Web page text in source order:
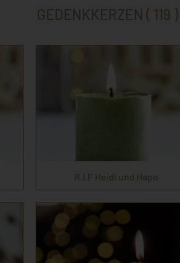
GEDENKKERZEN ( 119 )
R.I.F Heidi und Hapo